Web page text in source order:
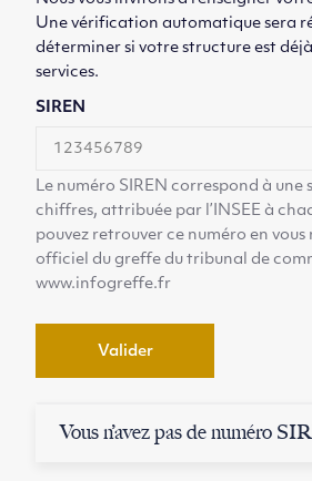
Une vérification automatique sera
déterminer si votre structure est
services.
SIREN
Le numéro SIREN correspond à une
chiffres, attribuée par l’INSEE à
pouvez retrouver ce numéro en
officiel du greffe du tribunal de
www.infogreffe.fr
Valider
Vous n’avez pas de numéro